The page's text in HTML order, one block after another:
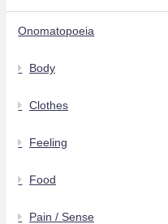
Onomatopoeia
Body
Clothes
Feeling
Food
Pain / Sense